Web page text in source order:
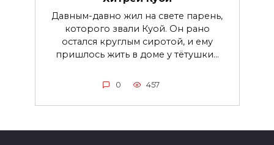
Давным-давно жил на свете парень,
которого звали Куой. Он рано
остался круглым сиротой, и ему
пришлось жить в доме у тётушки...
0 457